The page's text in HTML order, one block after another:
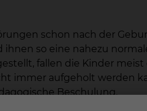
schon nach der
so eine nahezu
fallen die Kinder
immer aufgeholt werden
Beschulung.